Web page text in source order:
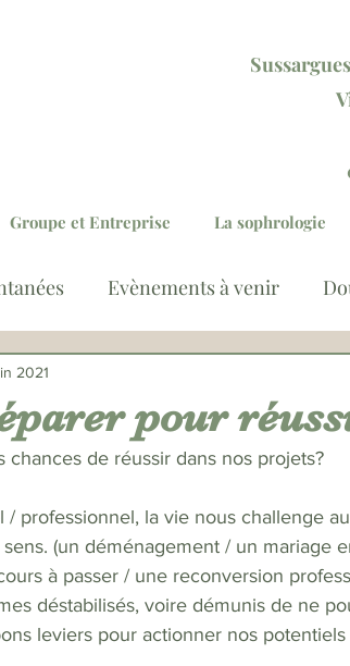
Sussargu
Groupe et Entreprise La sophrologie
Evènements à venir
des émotions
pour
2021
chances de réussir dans nos projets?
/ professionnel, la vie nous challenge
(un déménagement / un mariage
à passer / une reconversion
déstabilisés, voire démunis de ne
leviers pour actionner nos